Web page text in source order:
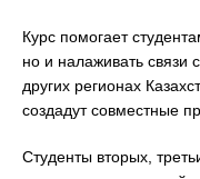
Курс помогает
но и налаживать
других регионах
создадут совместные
Студенты вторых,